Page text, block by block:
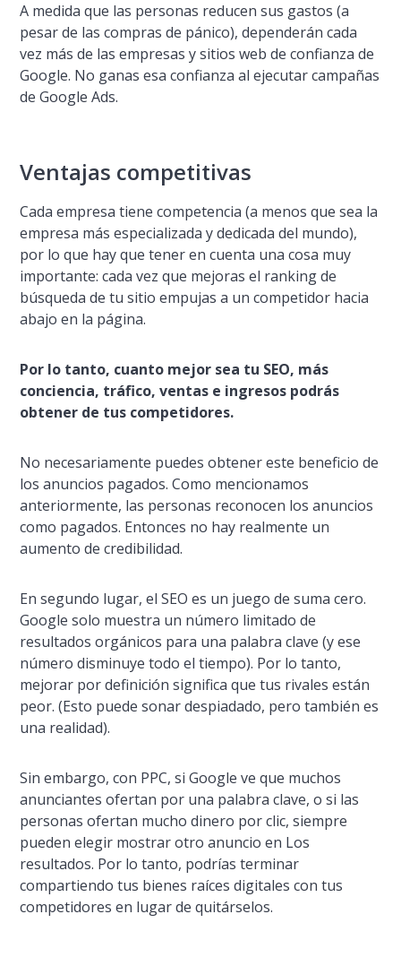
A medida que las personas reducen sus gastos (a
pesar de las compras de pánico), dependerán cada
vez más de las empresas y sitios web de confianza de
Google. No ganas esa confianza al ejecutar campañas
de Google Ads.
Ventajas competitivas
Cada empresa tiene competencia (a menos que sea la
empresa más especializada y dedicada del mundo),
por lo que hay que tener en cuenta una cosa muy
importante: cada vez que mejoras el ranking de
búsqueda de tu sitio empujas a un competidor hacia
abajo en la página.
Por lo tanto, cuanto mejor sea tu SEO, más
conciencia, tráfico, ventas e ingresos podrás
obtener de tus competidores.
No necesariamente puedes obtener este beneficio de
los anuncios pagados. Como mencionamos
anteriormente, las personas reconocen los anuncios
como pagados. Entonces no hay realmente un
aumento de credibilidad.
En segundo lugar, el SEO es un juego de suma cero.
Google solo muestra un número limitado de
resultados orgánicos para una palabra clave (y ese
número disminuye todo el tiempo). Por lo tanto,
mejorar por definición significa que tus rivales están
peor. (Esto puede sonar despiadado, pero también es
una realidad).
Sin embargo, con PPC, si Google ve que muchos
anunciantes ofertan por una palabra clave, o si las
personas ofertan mucho dinero por clic, siempre
pueden elegir mostrar otro anuncio en Los
resultados. Por lo tanto, podrí­as terminar
compartiendo tus bienes raí­ces digitales con tus
competidores en lugar de quitárselos.